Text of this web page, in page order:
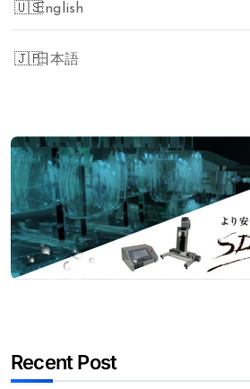
ー
シ
ン
English
日本語
Recent Post